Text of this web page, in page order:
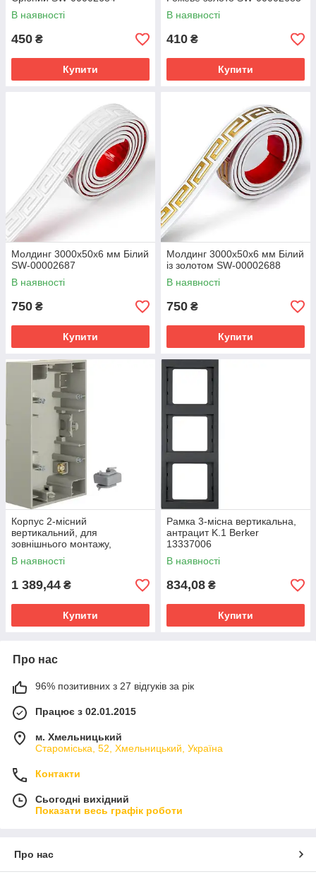
В наявності
450 ₴
Купити
В наявності
410 ₴
Купити
Молдинг 3000х50х6 мм Білий
SW-00002687
В наявності
750 ₴
Купити
Молдинг 3000х50х6 мм Білий
із золотом SW-00002688
В наявності
750 ₴
Купити
Корпус 2-місний
вертикальний, для
зовнішнього монтажу,
сталевий лак K.1 Berker
10427004
В наявності
1 389,44 ₴
Купити
Рамка 3-місна вертикальна,
антрацит K.1 Berker
13337006
В наявності
834,08 ₴
Купити
Про нас
96% позитивних з 27 відгуків за рік
Працює з 02.01.2015
м. Хмельницький
Староміська, 52, Хмельницький, Україна
Контакти
Сьогодні вихідний
Показати весь графік роботи
Про нас